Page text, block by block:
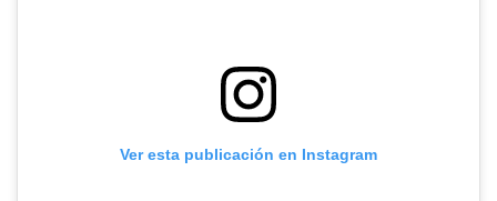
Ver esta publicación en Instagram